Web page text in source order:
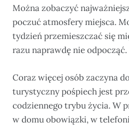
Można zobaczyć
poczuć atmosfery miejsca.
tydzień przemieszczać się
razu naprawdę nie odpocząć.
Coraz więcej osób zaczyna
turystyczny pośpiech jest
codziennego trybu życia. W
w domu obowiązki, w